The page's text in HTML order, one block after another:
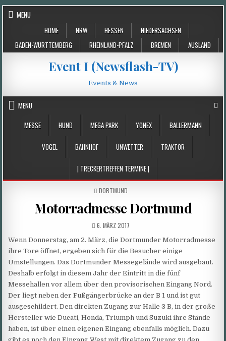
Skip
MENU
HOME
NRW HESSEN
NIEDERSACHSEN
BADEN-WÜRTTEMBERG
RHEINLAND-PFALZ BREMEN AUSLAND
Event I (Newsflash-TV)
Events & News
MENU
MESSE
HUND MEGA PARK YONEX BALLERMANN
VÖGEL BAHNHOF UNWETTER TRAKTOR
| TRECKERTREFFEN TERMINE |
POSTED
DORTMUND
Motorradmesse Dortmund
PUBLISHED
6. MÄRZ 2017
Wenn Donnerstag, am 2. März, die Dortmunder Motorradmesse
ihre Tore öffnet, ergeben sich für die Besucher einige
Umstellungen. Das Dortmunder Messegelände wird ausgebaut.
Deshalb erfolgt in diesem Jahr der Eintritt in die fünf
Messehallen vor allem über den provisorischen Eingang Nord.
Der liegt neben der Fußgängerbrücke an der B 1 und ist gut
ausgeschildert. Den direkten Zugang zur Halle 3 B, in der große
Hersteller wie Ducati, Honda, Triumph und Suzuki ihre Stände
haben, ist über einen eigenen Eingang ebenfalls möglich. Dazu